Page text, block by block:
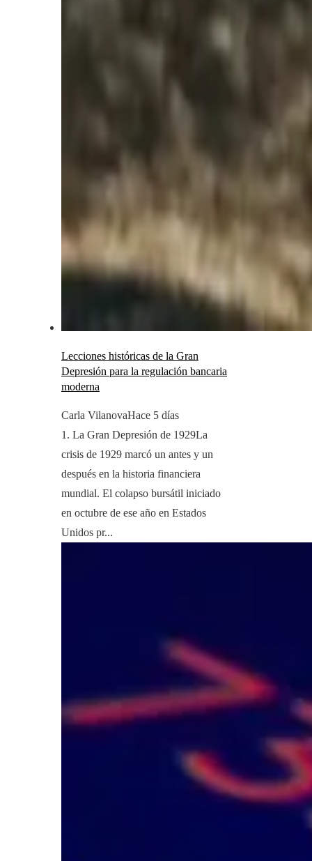
Lecciones históricas de la Gran
Depresión para la regulación bancaria
moderna
Carla VilanovaHace 5 días
1. La Gran Depresión de 1929La
crisis de 1929 marcó un antes y un
después en la historia financiera
mundial. El colapso bursátil iniciado
en octubre de ese año en Estados
Unidos pr...